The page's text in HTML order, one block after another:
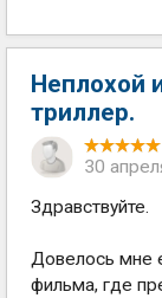
Неплохой
триллер.
30
Здравствуйте.
Довелось мне
фильма, где